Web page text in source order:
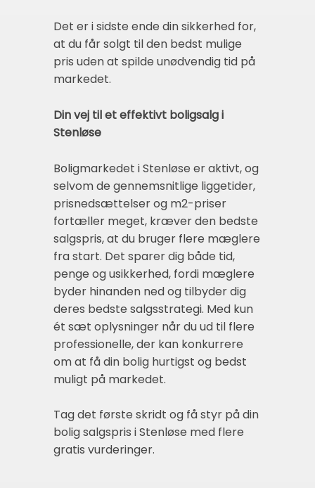
Det er i sidste ende din sikkerhed for,
at du får solgt til den bedst mulige
pris uden at spilde unødvendig tid på
markedet.
Din vej til et effektivt boligsalg i
Stenløse
Boligmarkedet i Stenløse er aktivt, og
selvom de gennemsnitlige liggetider,
prisnedsættelser og m2-priser
fortæller meget, kræver den bedste
salgspris, at du bruger flere mæglere
fra start. Det sparer dig både tid,
penge og usikkerhed, fordi mæglere
byder hinanden ned og tilbyder dig
deres bedste salgsstrategi. Med kun
ét sæt oplysninger når du ud til flere
professionelle, der kan konkurrere
om at få din bolig hurtigst og bedst
muligt på markedet.
Tag det første skridt og få styr på din
bolig salgspris i Stenløse med flere
gratis vurderinger.